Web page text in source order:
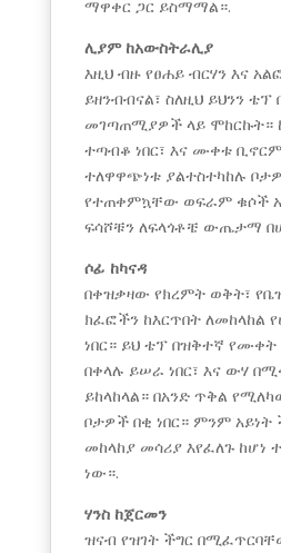
ማዋቀር ጋር ይስማማል።.
ሊያም ከአውስትራሊያ
እዚህ ብዙ የፀሐይ ብርሃን እና
ይዘንብብናል፣ ስለዚህ ይህንን
መገጣጠሚያዎች ላይ ሞከርኩት።
ተጣብቆ ነበር፣ እና ሙቀቱ
ተለዋዋጭነቱ ያልተስተካከሉ
የተጠቀምኳቸው ወፍራም ቁሶች
ፍሳሾቹን ለፍላጎቶቼ ውጤታማ
ሶፊ ከካናዳ
በቀዝቃዛው የክረምት ወቅት፣
ክፈፎችን ከእርጥበት ለመከላከል
ነበር። ይህ ቴፕ በዝቅተኛ
በቀላሉ ይሠራ ነበር፣ እና ውሃ
ይከላከላል። በአንድ ጥቅል
ቦታዎች በቂ ነበር። ምንም
መከላከያ መሳሪያ እየፈለጉ
ነው።.
ሃንስ ከጀርመን
ዝናብ የዝገት ችግር